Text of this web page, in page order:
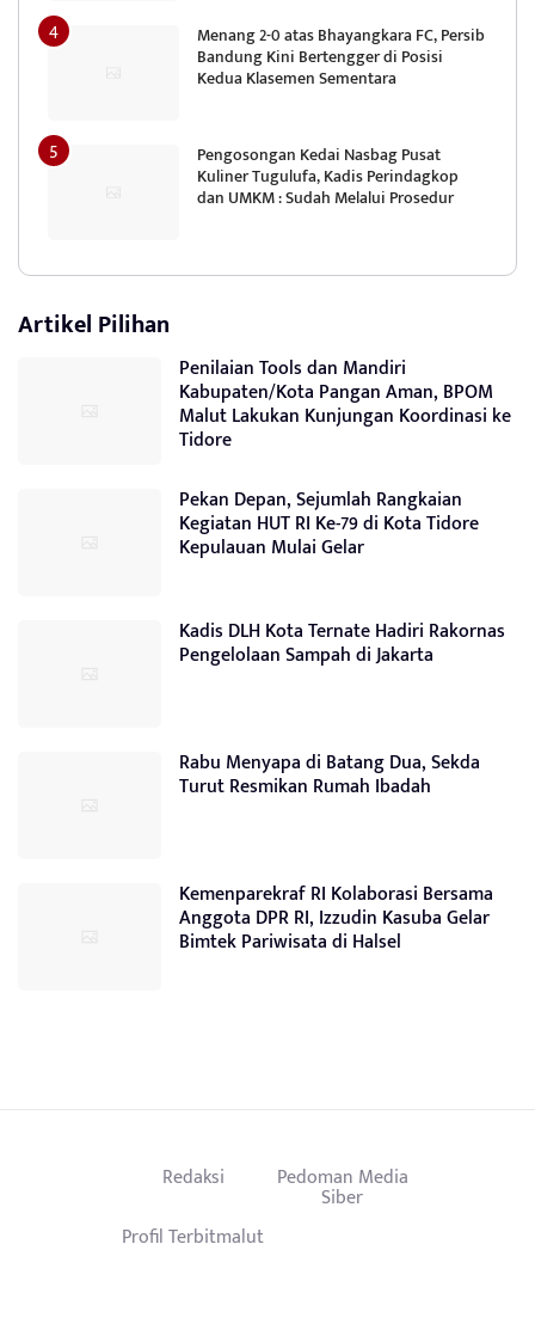
Menang 2-0 atas Bhayangkara FC, Persib
Bandung Kini Bertengger di Posisi
Kedua Klasemen Sementara
Pengosongan Kedai Nasbag Pusat
Kuliner Tugulufa, Kadis Perindagkop
dan UMKM : Sudah Melalui Prosedur
Artikel Pilihan
Penilaian Tools dan Mandiri
Kabupaten/Kota Pangan Aman, BPOM
Malut Lakukan Kunjungan Koordinasi ke
Tidore
Pekan Depan, Sejumlah Rangkaian
Kegiatan HUT RI Ke-79 di Kota Tidore
Kepulauan Mulai Gelar
Kadis DLH Kota Ternate Hadiri Rakornas
Pengelolaan Sampah di Jakarta
Rabu Menyapa di Batang Dua, Sekda
Turut Resmikan Rumah Ibadah
Kemenparekraf RI Kolaborasi Bersama
Anggota DPR RI, Izzudin Kasuba Gelar
Bimtek Pariwisata di Halsel
Redaksi Pedoman Media
Siber
Profil Terbitmalut